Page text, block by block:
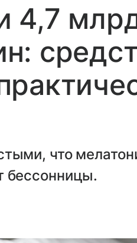
4,7
что
бессонницы.